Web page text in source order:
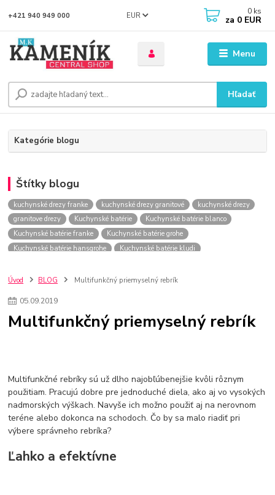
Menu
EUR
Hľadať
+421 940 949 000 0 ks
za 0 EUR
Kategórie blogu
Štítky blogu
kuchynské drezy franke kuchynské drezy granitové
kuchynské drezy
granitove drezy
Kuchynské batérie
Kuchynské batérie blanco
Kuchynské batérie franke
Kuchynské batérie grohe
Kuchynské batérie hansgrohe
Kuchynské batérie kludi
kuchynské batérie sagittarius
kuchynské batérie
kuchynské drezy sety
kúpelňové batérie
vodovodné batérie do kúpelne kuchynske
drez
Umývadlá
Rohové umývadlá
Zlaté umývadlá
Zápustné umývadlá
sprchový záves
vodovodná batéria
čierna kúpelňová batéria
vaňa retro
voľne stojaca vaňa
Nákup tovaru pre firmy bez DPH
szco nakup bez dph nakupovanie na firmu bez dph
Úvod BLOG Multifunkčný priemyselný rebrík
05.09.2019
Multifunkčný priemyselný rebrík
Multifunkčné rebríky sú už dlho najobľúbenejšie kvôli rôznym
použitiam. Pracujú dobre pre jednoduché diela, ako aj vo vysokých
nadmorských výškach. Navyše ich možno použiť aj na nerovnom
teréne alebo dokonca na schodoch. Čo by sa malo riadiť pri
výbere správneho rebríka?
Ľahko a efektívne